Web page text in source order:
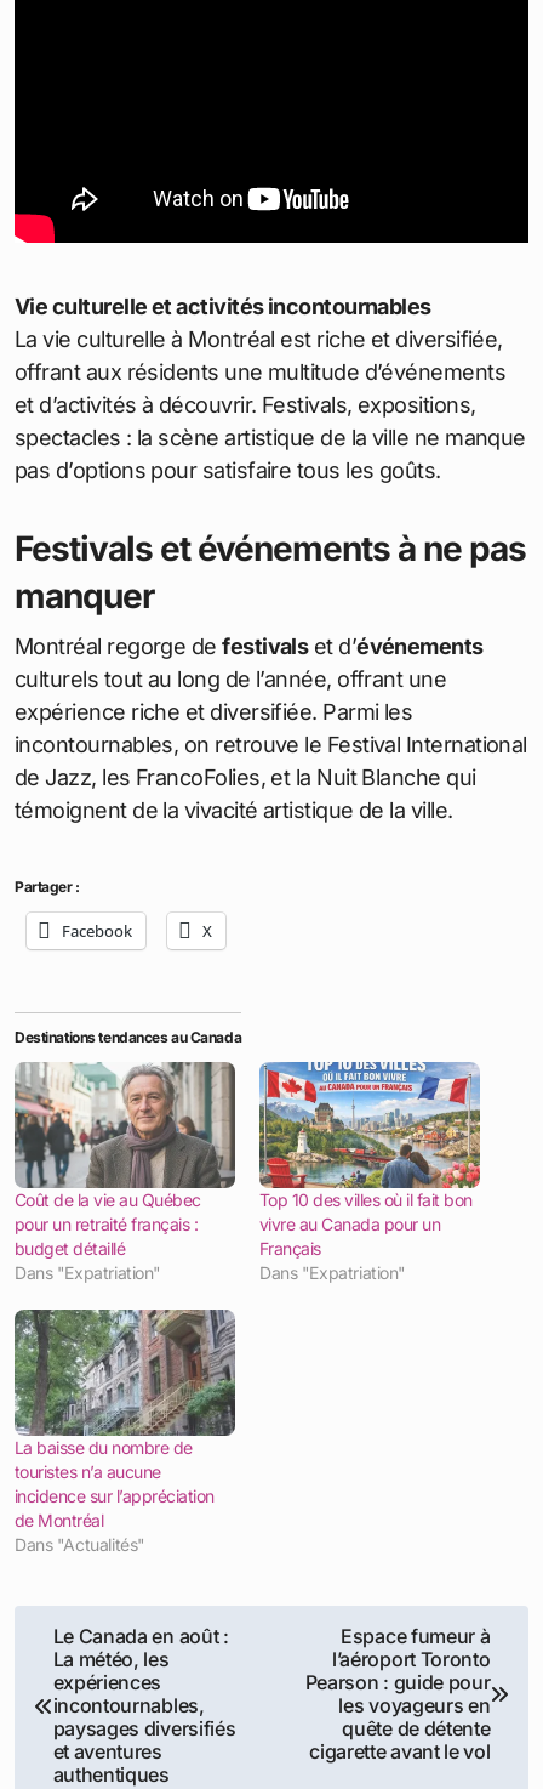
Vie culturelle et activités incontournables
La vie culturelle à Montréal est riche et diversifiée,
offrant aux résidents une multitude d’événements
et d’activités à découvrir. Festivals, expositions,
spectacles : la scène artistique de la ville ne manque
pas d’options pour satisfaire tous les goûts.
Festivals et événements à ne pas
manquer
Montréal regorge defestivalset d’événements
culturels tout au long de l’année, offrant une
expérience riche et diversifiée. Parmi les
incontournables, on retrouve le Festival International
de Jazz, les FrancoFolies, et la Nuit Blanche qui
témoignent de la vivacité artistique de la ville.
Partager :
Facebook X
Destinations tendances au Canada
Coût de la vie au Québec
pour un retraité français :
budget détaillé
Dans "Expatriation"
Top 10 des villes où il fait bon
vivre au Canada pour un
Français
Dans "Expatriation"
La baisse du nombre de
touristes n’a aucune
incidence sur l’appréciation
de Montréal
Dans "Actualités"
Navigation
de
l’article
Le Canada en août :
La météo, les
expériences
incontournables,
paysages diversifiés
et aventures
authentiques
Espace fumeur à
l’aéroport Toronto
Pearson : guide pour
les voyageurs en
quête de détente
cigarette avant le vol